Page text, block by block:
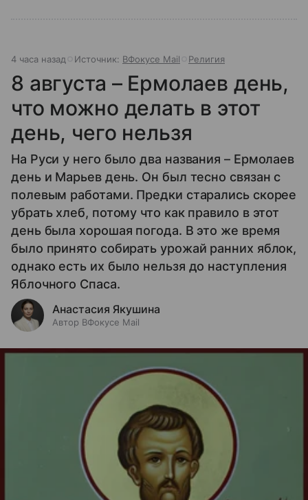
4 часа назад Источник: ВФокусе Mail Религия
8 августа – Ермолаев день,
что можно делать в этот
день, чего нельзя
На Руси у него было два названия – Ермолаев
день и Марьев день. Он был тесно связан с
полевым работами. Предки старались скорее
убрать хлеб, потому что как правило в этот
день была хорошая погода. В это же время
было принято собирать урожай ранних яблок,
однако есть их было нельзя до наступления
Яблочного Спаса.
Анастасия Якушина
Автор ВФокусе Mail